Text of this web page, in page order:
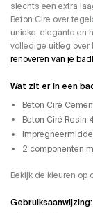
slechts een extra
Beton Cire over
unieke, elegante en
volledige uitleg over
renoveren van je
Wat zit er in een
Beton Ciré
Beton Ciré Resin
2 componenten
Bekijk de kleuren op
Gebruiksaanwijzing: